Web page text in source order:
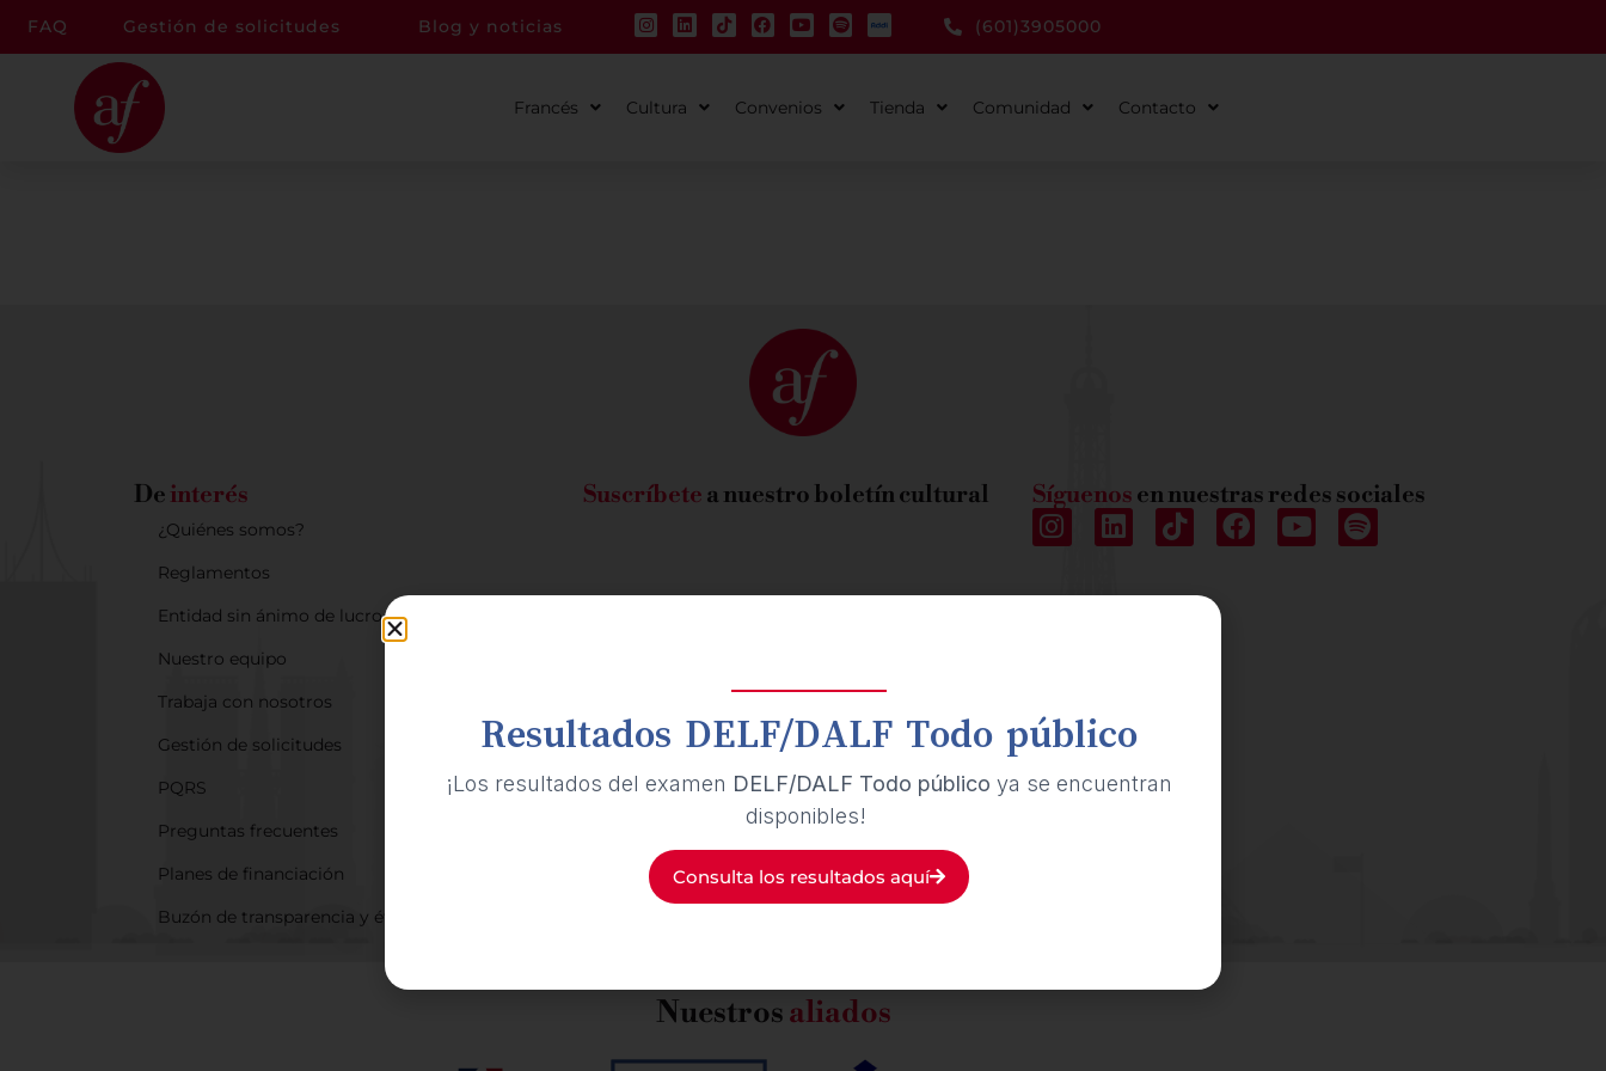
FAQ Gestión de solicitudes Blog y noticias (601)3905000
Francés Cultura Convenios Tienda Comunidad Contacto
De interés
¿Quiénes somos?
Reglamentos
Entidad sin ánimo de lucro
Nuestro equipo
Trabaja con nosotros
Gestión de solicitudes
PQRS
Preguntas frecuentes
Planes de financiación
Buzón de transparencia y ética
Suscríbete a nuestro boletín cultural Síguenos en nuestras redes sociales
Nuestrosaliados
Resultados DELF/DALF Todo público
¡Los resultados del examen DELF/DALF Todo público ya se encuentran
disponibles!
Consulta los resultados aquí